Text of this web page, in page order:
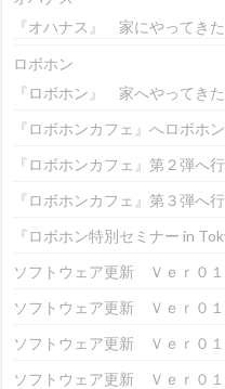
『オハナス』 家にやってきた
ロボホン
『ロボホン』 家へやってきた
『ロボホンカフェ』へロボホ
『ロボホンカフェ』第２弾へ
『ロボホンカフェ』第３弾へ
『ロボホン特別セミナー in
ソフトウェア更新 Ｖｅｒ０
ソフトウェア更新 Ｖｅｒ０
ソフトウェア更新 Ｖｅｒ０
ソフトウェア更新 Ｖｅｒ０